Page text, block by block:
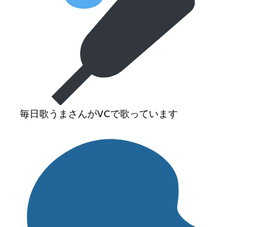
毎日歌うまさんがVCで歌っています